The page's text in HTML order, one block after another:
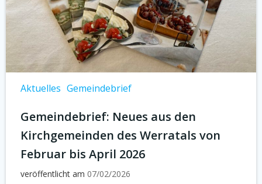
Aktuelles Gemeindebrief
Gemeindebrief: Neues aus den
Kirchgemeinden des Werratals von
Februar bis April 2026
veröffentlicht am 07/02/2026